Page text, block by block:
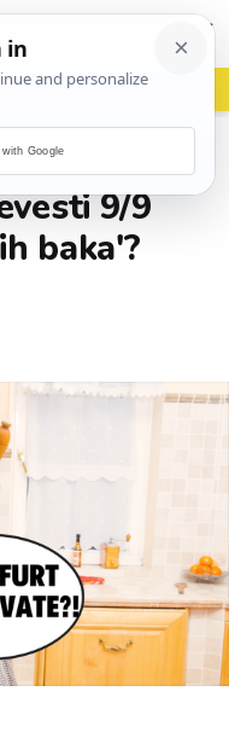
vrh! woot?!
9/9
baka'?
Google